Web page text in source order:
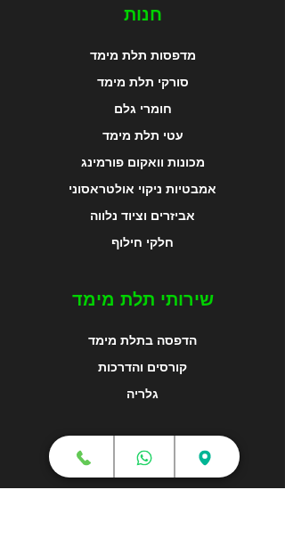
חנות
מדפסות תלת מימד
סורקי תלת מימד
חומרי גלם
עטי תלת מימד
מכונות וואקום פורמינג
אמבטיות ניקוי אולטראסוני
אביזרים וציוד נלווה
חלקי חילוף
שירותי תלת מימד
הדפסה בתלת מימד
קורסים והדרכות
גלריה
מפת האתר
צור קשר